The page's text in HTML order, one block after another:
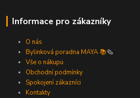
Informace pro zákazníky
O nás
Bylinková poradna MAYA 📚🗞️
Vše o nákupu
Obchodní podmínky
Spokojení zákazníci
Kontakty